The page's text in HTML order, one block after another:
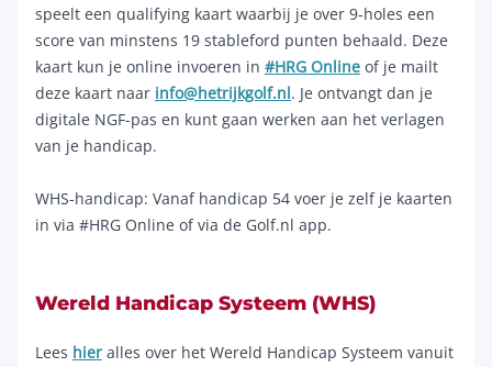
speelt een qualifying kaart waarbij je over 9-holes een
score van minstens 19 stableford punten behaald. Deze
kaart kun je online invoeren in #HRG Online of je mailt
deze kaart naar info@hetrijkgolf.nl. Je ontvangt dan je
digitale NGF-pas en kunt gaan werken aan het verlagen
van je handicap.
WHS-handicap: Vanaf handicap 54 voer je zelf je kaarten
in via #HRG Online of via de Golf.nl app.
Wereld Handicap Systeem (WHS)
Lees hier alles over het Wereld Handicap Systeem vanuit